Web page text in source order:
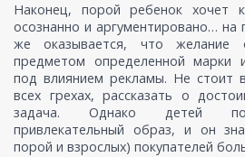
Наконец, порой ребенок хочет
осознанно и аргументировано… на
же оказывается, что желание
предметом определенной марки
под влиянием рекламы. Не стоит
всех грехах, рассказать о
задача. Однако детей
привлекательный образ, и он
порой и взрослых) покупателей